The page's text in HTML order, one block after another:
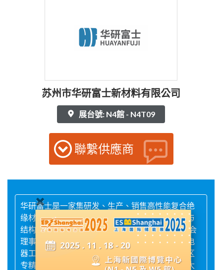
苏州市华研富士新材料有限公司
展台號: N4館 - N4T09
聯繫供應商
华研富士是一家集研发、生产、销售高性能复合绝
缘材料的国家级高新技术企业。哈工大复合材料与
结构研究所产学研合作单位;江苏省新材料产业协会
理事单位，江苏省储能行业协会理事单位，中国电
器工业协会会员单位，国家级高新技术企业，园区
专精特新中小企业、创新型中小企业、华中科技大